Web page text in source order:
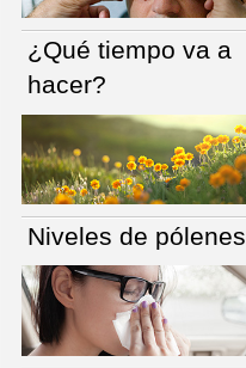
¿Qué tiempo va a
hacer?
Niveles de pólenes